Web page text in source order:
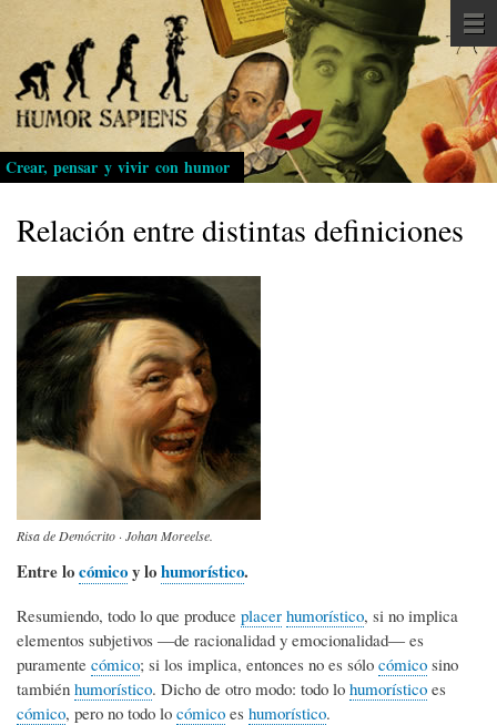
Pasar
al
contenido
principal
Crear, pensar y vivir con humor
Relación entre distintas definiciones
Risa de Demócrito · Johan Moreelse.
Entre locómicoy lohumorístico.
Resumiendo, todo lo que produce placer humorístico, si no implica
elementos subjetivos ―de racionalidad y emocionalidad― es
puramente cómico; si los implica, entonces no es sólo cómico sino
también humorístico. Dicho de otro modo: todo lo humorístico es
cómico, pero no todo lo cómico es humorístico.